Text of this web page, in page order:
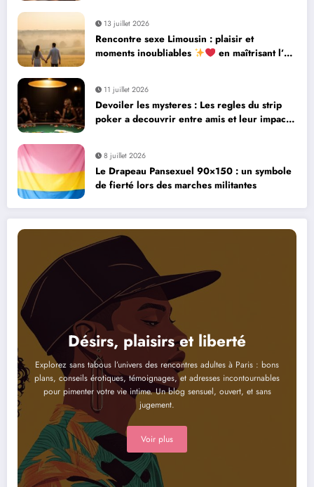
13 juillet 2026
Rencontre sexe Limousin : plaisir et
moments inoubliables
en maîtrisant l’art
11 juillet 2026
Devoiler les mysteres : Les regles du strip
poker a decouvrir entre amis et leur impact
8 juillet 2026
Le Drapeau Pansexuel 90×150 : un symbole
de fierté lors des marches militantes
Désirs, plaisirs et liberté
Explorez sans tabous l’univers des rencontres adultes à Paris : bons
plans, conseils érotiques, témoignages, et adresses incontournables
pour pimenter votre vie intime. Un blog sensuel, ouvert, et sans
jugement.
Voir plus